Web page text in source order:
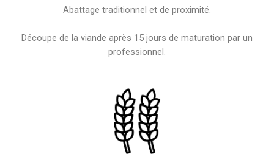
Abattage traditionnel et de proximité.
Découpe de la viande après 15 jours de maturation par un
professionnel.